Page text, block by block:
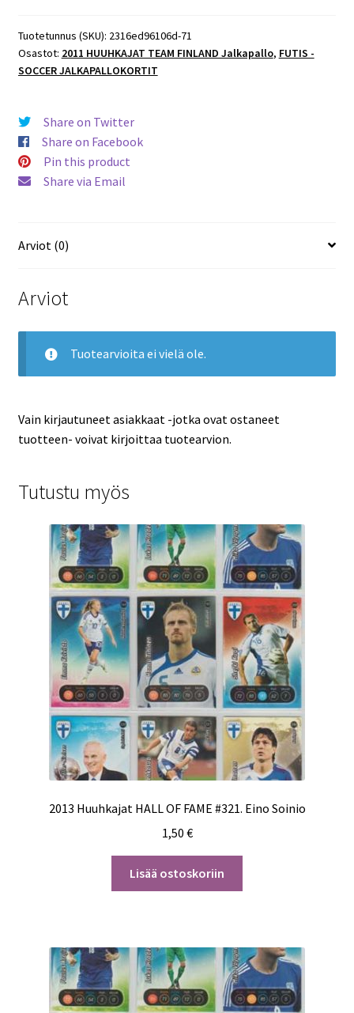
Rytkönen
määrä
Tuotetunnus (SKU): 2316ed96106d-71
Osastot: 2011 HUUHKAJAT TEAM FINLAND Jalkapallo, FUTIS -
SOCCER JALKAPALLOKORTIT
Share on Twitter
Share on Facebook
Pin this product
Share via Email
Arviot (0)
Arviot
Tuotearvioita ei vielä ole.
Vain kirjautuneet asiakkaat -jotka ovat ostaneet
tuotteen- voivat kirjoittaa tuotearvion.
Tutustu myös
2013 Huuhkajat HALL OF FAME #321. Eino Soinio
1,50 €
Lisää ostoskoriin